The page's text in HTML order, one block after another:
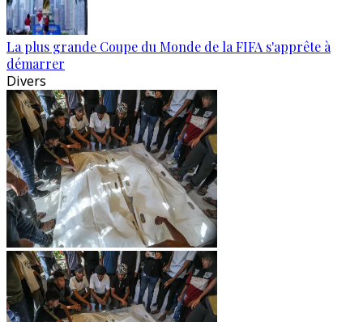
La plus grande Coupe du Monde de la FIFA s'apprête à
démarrer
Divers